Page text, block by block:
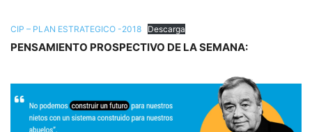
CIP – PLAN ESTRATEGICO -2018 Descarga
PENSAMIENTO PROSPECTIVO DE LA SEMANA: